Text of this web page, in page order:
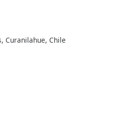
Curanilahue, Chile